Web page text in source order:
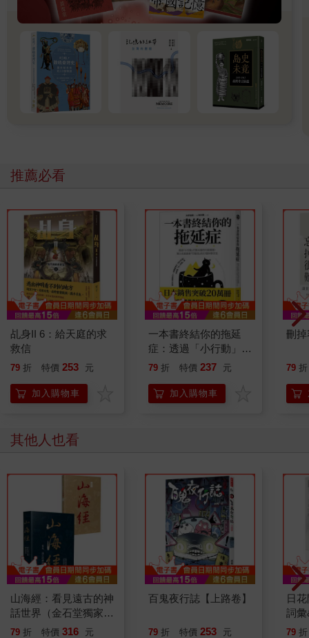
推薦必看
乩身II 6：給天庭的求
救信
79 折 特價 253 元
加入購物車
一本書終結你的拖延
症：透過「小行動」打
開大腦的行動開關，懶
的37個科學方法
79 折 特價 237 元
加入購物車
刪
79 折
其他人也看
山海經：看見遠古的神
話世界（金石堂獨家首
發 隨書附贈插圖手
79 折 特價 316 元
百鬼夜行誌【上路卷】
79 折 特價 253 元
日
詞
79 折